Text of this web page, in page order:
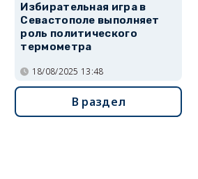
Избирательная игра в
Севастополе выполняет
роль политического
термометра
18/08/2025 13:48
В раздел